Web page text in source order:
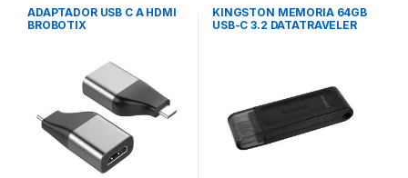
ADAPTADOR USB C A HDMI
BROBOTIX
KINGSTON MEMORIA 64GB
USB-C 3.2 DATATRAVELER